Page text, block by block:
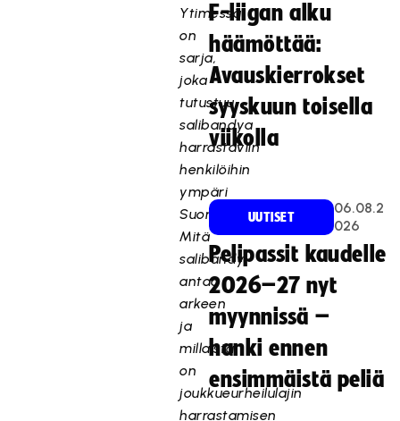
Ytimessä
on
sarja,
joka
tutustuu
salibandya
harrastaviin
henkilöihin
ympäri
Suomen.
Mitä
salibandy
antaa
arkeen
ja
millaista
on
joukkueurheilulajin
harrastamisen
F-liigan alku
häämöttää:
Avauskierrokset
syyskuun toisella
viikolla
UUTISET
06.08.2
026
Pelipassit kaudelle
2026–27 nyt
myynnissä –
hanki ennen
ensimmäistä peliä